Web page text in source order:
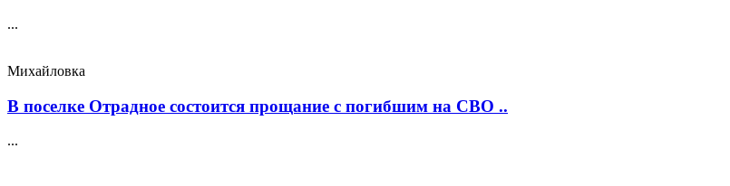
...
Михайловка
В поселке Отрадное состоится прощание с погибшим на СВО ..
...